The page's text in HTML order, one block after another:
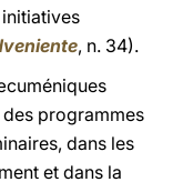
, n. 34).
programmes
dans les
et dans la